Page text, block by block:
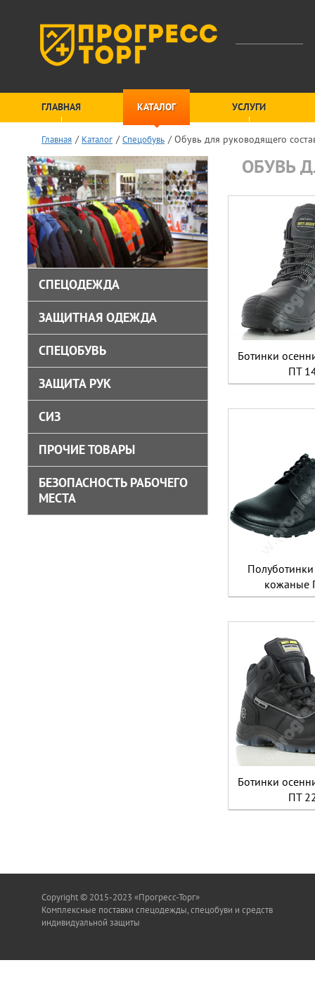
ГЛАВНАЯ КАТАЛОГ УСЛУГИ
Главная Каталог Спецобувь Обувь для руководящего
СПЕЦОДЕЖДА
ЗАЩИТНАЯ ОДЕЖДА
СПЕЦОБУВЬ
ЗАЩИТА РУК
СИЗ
ПРОЧИЕ ТОВАРЫ
БЕЗОПАСНОСТЬ РАБОЧЕГО
МЕСТА
ОБУВЬ
Ботинки
ПТ
кожаные
Ботинки
ПТ
Copyright © 2015-2023 «Прогресс-Торг»
Комплексные поставки спецодежды, спецобуви и средств
индивидуальной защиты